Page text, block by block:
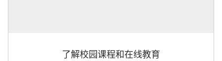
了解校园课程和在线教育